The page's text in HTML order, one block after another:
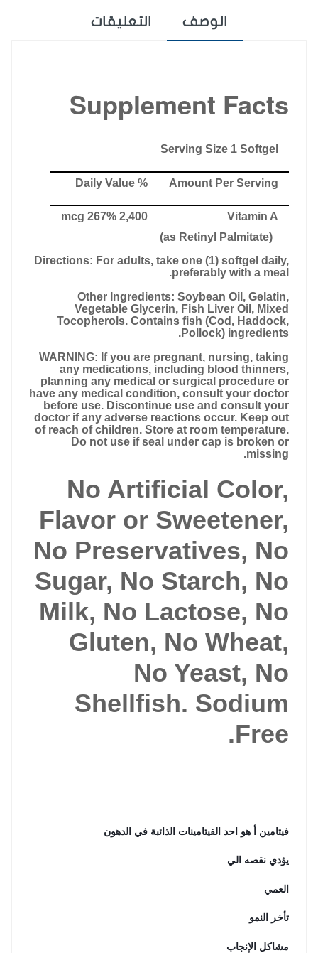
الوصف التعليقات
Supplement Facts
Serving Size 1 Softgel
Amount Per Serving
% Daily Value
Vitamin A
2,400 mcg 267%
(as Retinyl Palmitate)
Directions: For adults, take one (1) softgel daily,
preferably with a meal.
Other Ingredients: Soybean Oil, Gelatin,
Vegetable Glycerin, Fish Liver Oil, Mixed
Tocopherols. Contains fish (Cod, Haddock,
Pollock) ingredients.
WARNING: If you are pregnant, nursing, taking
any medications, including blood thinners,
planning any medical or surgical procedure or
have any medical condition, consult your doctor
before use. Discontinue use and consult your
doctor if any adverse reactions occur. Keep out
of reach of children. Store at room temperature.
Do not use if seal under cap is broken or
missing.
No Artificial Color,
Flavor or Sweetener,
No Preservatives, No
Sugar, No Starch, No
Milk, No Lactose, No
Gluten, No Wheat,
No Yeast, No
Shellfish. Sodium
Free.
فيتامين أ هو احد الفيتامينات الذائبة في الدهون
يؤدي نقصه الي
العمي
تأخر النمو
مشاكل الإنجاب